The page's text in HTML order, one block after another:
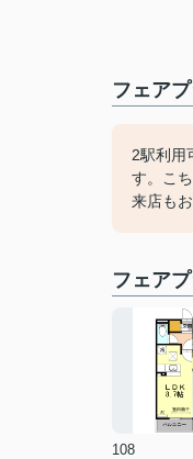
フェア
2駅利用
す。こ
来店も
フェア
108